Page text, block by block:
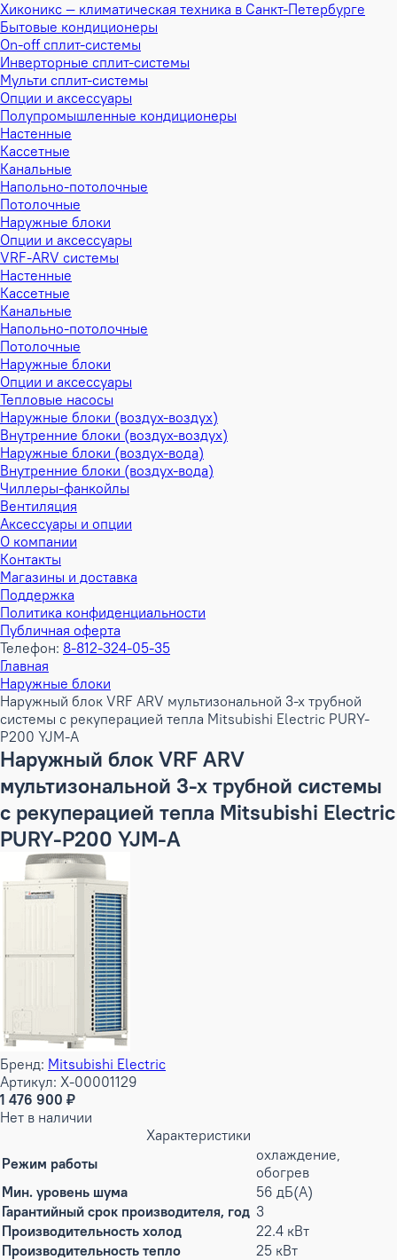
Хиконикс — климатическая техника в Санкт-Петербурге
Бытовые кондиционеры
On-off сплит-системы
Инверторные сплит-системы
Мульти сплит-системы
Опции и аксессуары
Полупромышленные кондиционеры
Настенные
Кассетные
Канальные
Напольно-потолочные
Потолочные
Наружные блоки
Опции и аксессуары
VRF-ARV системы
Настенные
Кассетные
Канальные
Напольно-потолочные
Потолочные
Наружные блоки
Опции и аксессуары
Тепловые насосы
Наружные блоки (воздух-воздух)
Внутренние блоки (воздух-воздух)
Наружные блоки (воздух-вода)
Внутренние блоки (воздух-вода)
Чиллеры-фанкойлы
Вентиляция
Аксессуары и опции
О компании
Контакты
Магазины и доставка
Поддержка
Политика конфиденциальности
Публичная оферта
Телефон: 8-812-324-05-35
Главная
Наружные блоки
Наружный блок VRF ARV мультизональной 3-х трубной
системы с рекуперацией тепла Mitsubishi Electric PURY-
P200 YJM-A
Наружный блок VRF ARV
мультизональной 3-х трубной системы
с рекуперацией тепла Mitsubishi Electric
PURY-P200 YJM-A
Бренд: Mitsubishi Electric
Артикул: X-00001129
1 476 900 ₽
Нет в наличии
Характеристики
Режим работы
охлаждение,
обогрев
Мин. уровень шума
56 дБ(А)
Гарантийный срок производителя, год 3
Производительность холод
22.4 кВт
Производительность тепло
25 кВт